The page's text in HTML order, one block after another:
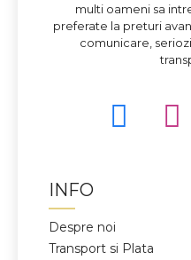
multi oameni sa
preferate la preturi
comunicare,
INFO
Despre noi
Transport si Plata